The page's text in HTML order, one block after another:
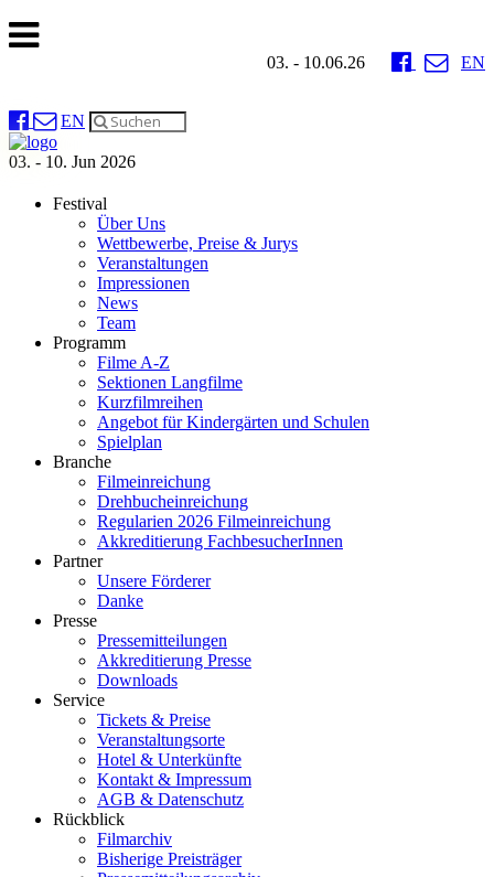
03. - 10.06.26 EN
EN
03. - 10. Jun 2026
Festival
Über Uns
Wettbewerbe, Preise & Jurys
Veranstaltungen
Impressionen
News
Team
Programm
Filme A-Z
Sektionen Langfilme
Kurzfilmreihen
Angebot für Kindergärten und Schulen
Spielplan
Branche
Filmeinreichung
Drehbucheinreichung
Regularien 2026 Filmeinreichung
Akkreditierung FachbesucherInnen
Partner
Unsere Förderer
Danke
Presse
Pressemitteilungen
Akkreditierung Presse
Downloads
Service
Tickets & Preise
Veranstaltungsorte
Hotel & Unterkünfte
Kontakt & Impressum
AGB & Datenschutz
Rückblick
Filmarchiv
Bisherige Preisträger